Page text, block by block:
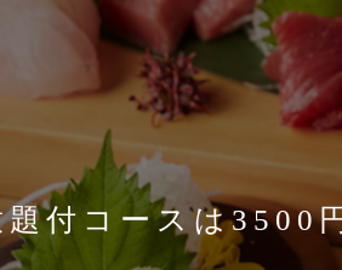
付コースは3500